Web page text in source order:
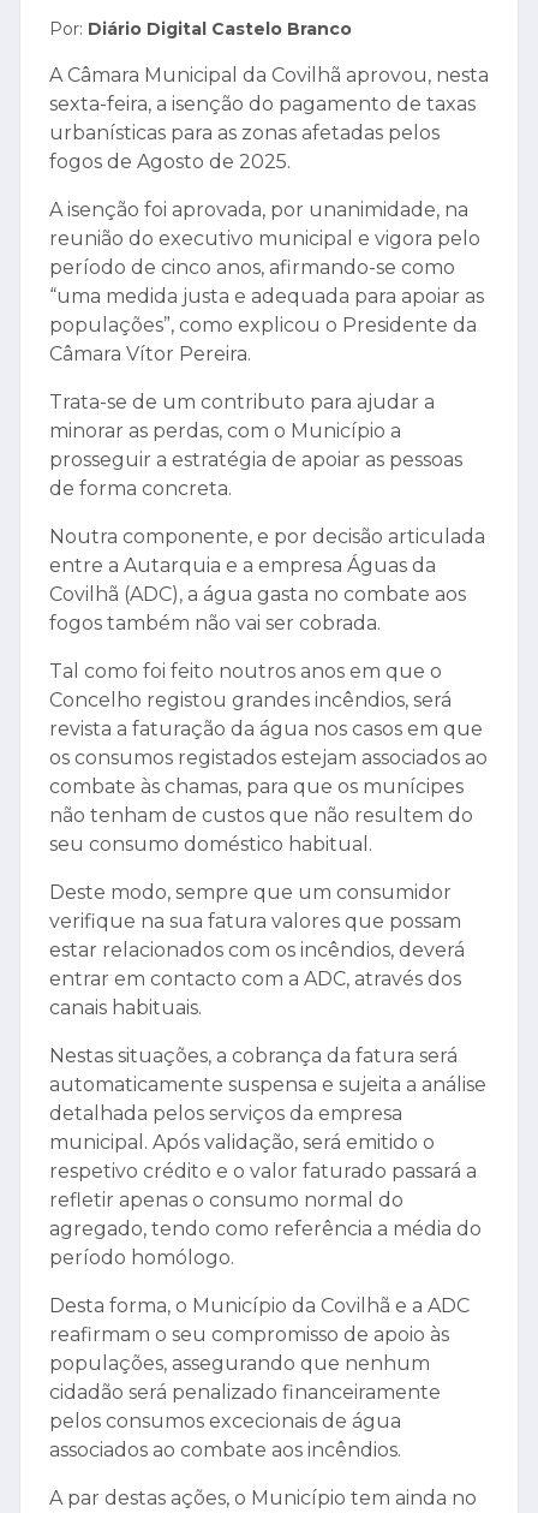
Por: Diário Digital Castelo Branco
A Câmara Municipal da Covilhã aprovou, nesta
sexta-feira, a isenção do pagamento de taxas
urbanísticas para as zonas afetadas pelos
fogos de Agosto de 2025.
A isenção foi aprovada, por unanimidade, na
reunião do executivo municipal e vigora pelo
período de cinco anos, afirmando-se como
“uma medida justa e adequada para apoiar as
populações”, como explicou o Presidente da
Câmara Vítor Pereira.
Trata-se de um contributo para ajudar a
minorar as perdas, com o Município a
prosseguir a estratégia de apoiar as pessoas
de forma concreta.
Noutra componente, e por decisão articulada
entre a Autarquia e a empresa Águas da
Covilhã (ADC), a água gasta no combate aos
fogos também não vai ser cobrada.
Tal como foi feito noutros anos em que o
Concelho registou grandes incêndios, será
revista a faturação da água nos casos em que
os consumos registados estejam associados ao
combate às chamas, para que os munícipes
não tenham de custos que não resultem do
seu consumo doméstico habitual.
Deste modo, sempre que um consumidor
verifique na sua fatura valores que possam
estar relacionados com os incêndios, deverá
entrar em contacto com a ADC, através dos
canais habituais.
Nestas situações, a cobrança da fatura será
automaticamente suspensa e sujeita a análise
detalhada pelos serviços da empresa
municipal. Após validação, será emitido o
respetivo crédito e o valor faturado passará a
refletir apenas o consumo normal do
agregado, tendo como referência a média do
período homólogo.
Desta forma, o Município da Covilhã e a ADC
reafirmam o seu compromisso de apoio às
populações, assegurando que nenhum
cidadão será penalizado financeiramente
pelos consumos excecionais de água
associados ao combate aos incêndios.
A par destas ações, o Município tem ainda no